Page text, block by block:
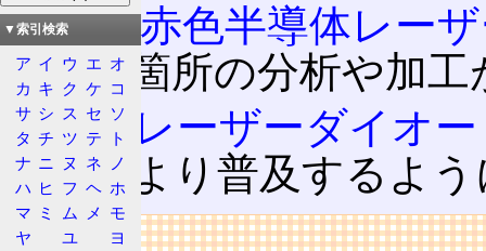
従来の赤色半導体レー
細かい箇所の分析や加
GaN系 レーザーダイオ
ことにより普及するよ
リンク
▼索引検索
ア イ ウ エ オ
カ キ ク ケ コ
サ シ ス セ ソ
タ チ ツ テ
ト
ナ ニ ヌ ネ
ノ
ハ ヒ フ ヘ ホ
マ ミ ム メ
モ
ヤ
ユ
ヨ